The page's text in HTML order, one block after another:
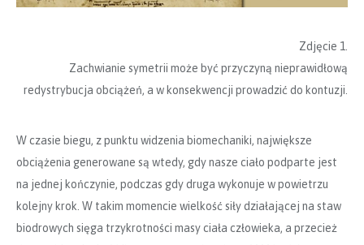
Zdjęcie 1.
Zachwianie symetrii może być przyczyną nieprawidłową
redystrybucja obciążeń, a w konsekwencji prowadzić do kontuzji.
W czasie biegu, z punktu widzenia biomechaniki, największe
obciążenia generowane są wtedy, gdy nasze ciało podparte jest
na jednej kończynie, podczas gdy druga wykonuje w powietrzu
kolejny krok. W takim momencie wielkość siły działającej na staw
biodrowych sięga trzykrotności masy ciała człowieka, a przecież